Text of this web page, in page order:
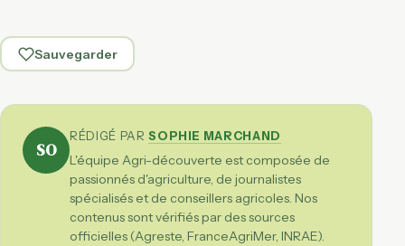
Sauvegarder
SO
RÉDIGÉ PARSOPHIE MARCHAND
L'équipe Agri-découverte est composée de
passionnés d'agriculture, de journalistes
spécialisés et de conseillers agricoles. Nos
contenus sont vérifiés par des sources
officielles (Agreste, FranceAgriMer, INRAE).